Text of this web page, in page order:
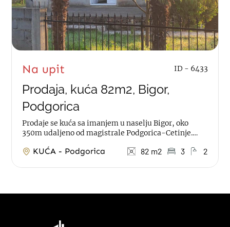
Na upit ID - 6433
Prodaja, kuća 82m2, Bigor,
Podgorica
Prodaje se kuća sa imanjem u naselju Bigor, oko
350m udaljeno od magistrale Podgorica-Cetinje.
KUĆA - Podgorica 82 m2 3 2